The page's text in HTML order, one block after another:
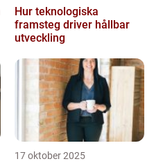
Hur teknologiska
framsteg driver hållbar
utveckling
17 oktober 2025